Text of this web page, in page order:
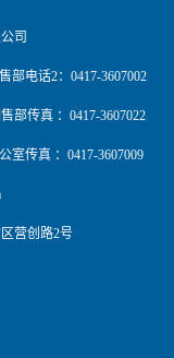
司
部电话2：0417-3607002
部传真 ：0417-3607022
室传真 ：0417-3607009
市站前区营创路2